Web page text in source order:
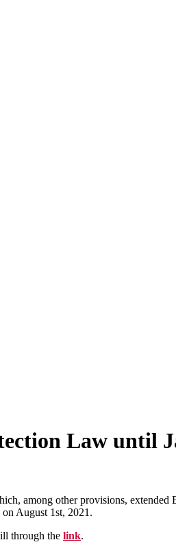
Law until
among other provisions, extended
August 1st, 2021.
through the link.